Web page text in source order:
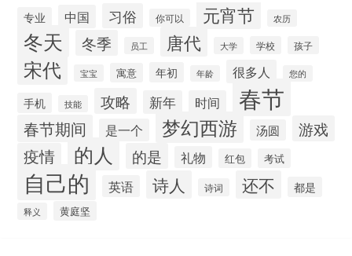
专业 中国 习俗 你可以 元宵节 农历
冬天 冬季 员工 唐代 大学 学校 孩子
宋代 宝宝 寓意 年初 年龄 很多人 您的
手机 技能 攻略 新年 时间 春节
春节期间 是一个 梦幻西游 汤圆 游戏
疫情 的人 的是 礼物 红包 考试
自己的 英语 诗人 诗词 还不 都是
释义 黄庭坚